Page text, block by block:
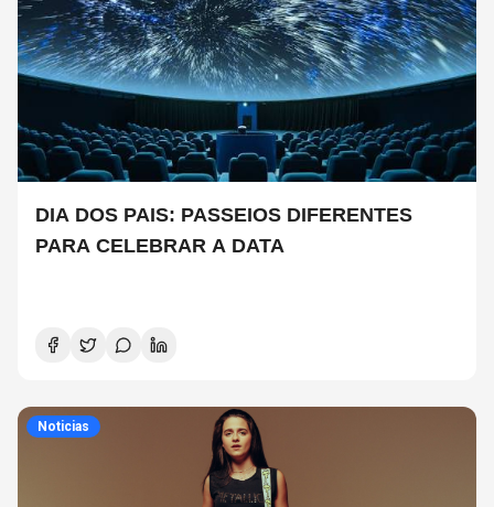
DIA DOS PAIS: PASSEIOS DIFERENTES
PARA CELEBRAR A DATA
Noticias